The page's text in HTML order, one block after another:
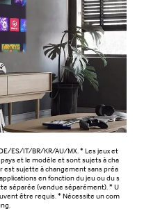
ES/IT/BR/KR/AU/MX. * Les jeux et
et le modèle et sont sujets à cha
est sujette à changement sans préa
en fonction du jeu ou du s
séparée (vendue séparément). * U
être requis. * Nécessite un com